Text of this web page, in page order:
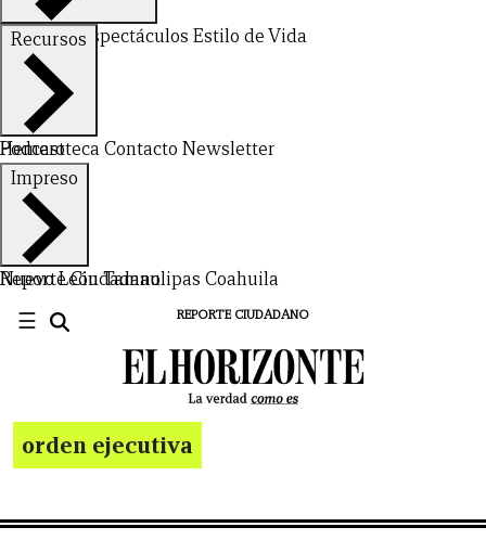
DeportesEspectáculos Estilo de Vida
Recursos
Hemeroteca Contacto Newsletter
Podcast
Impreso
Nuevo LeónTamaulipas Coahuila
Reporte Ciudadano
☰ REPORTE CIUDADANO
orden ejecutiva